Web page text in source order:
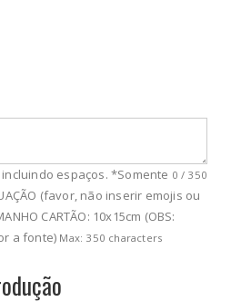
0 / 350
espaços. *Somente
(favor, não inserir emojis ou
CARTÃO: 10x15cm (OBS:
a fonte) Max: 350 characters